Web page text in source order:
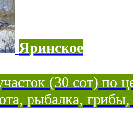
Яринское
(30 сот) по
рыбалка, грибы,